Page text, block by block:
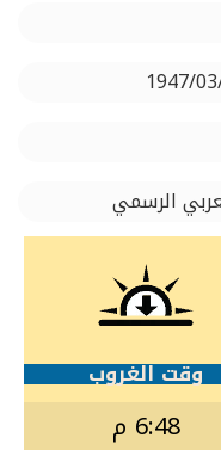
الرسمي
وقت الغروب
6:48 م